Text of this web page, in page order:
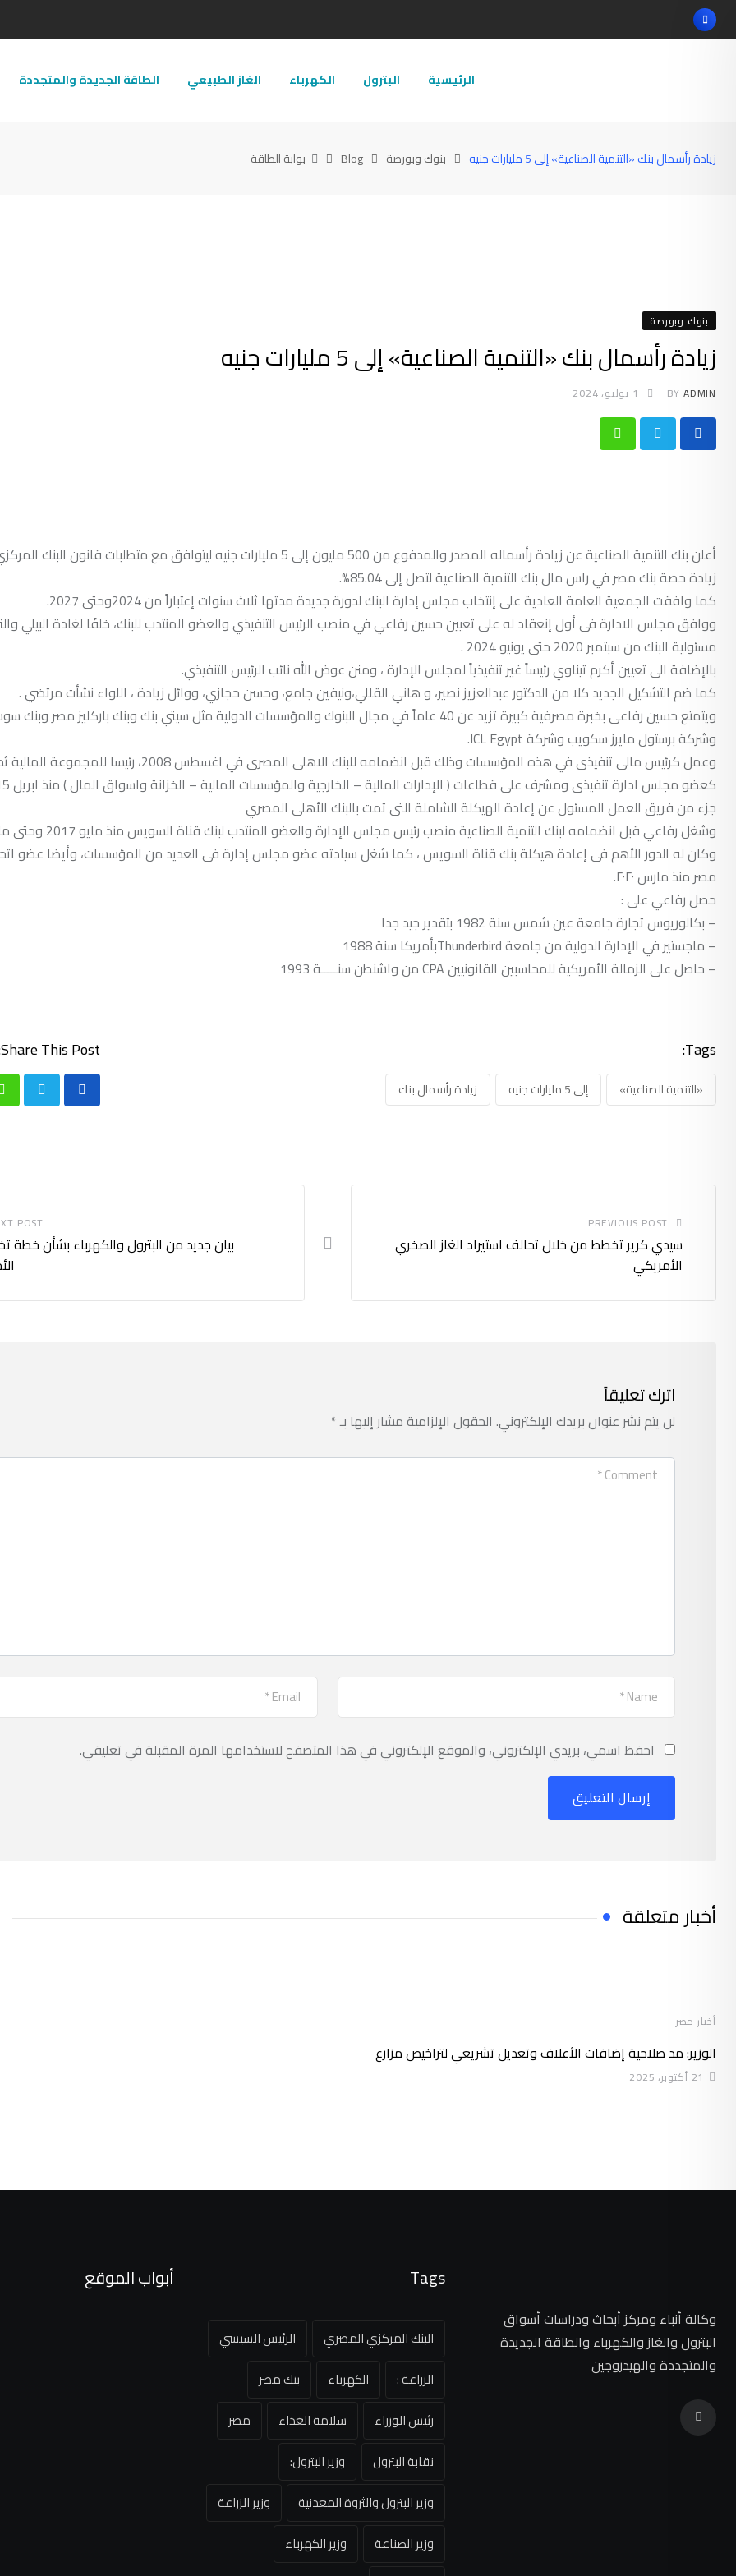
Skip
to
الرئيسية البترول الكهرباء الغاز الطبيعي الطاقة الجديدة والمتجددة
زيادة رأسمال بنك «التنمية الصناعية» إلى 5 مليارات جنيه بنوك وبورصة Blog بوابة الطاقة
بنوك وبورصة
زيادة رأسمال بنك «التنمية الصناعية» إلى 5 مليارات جنيه
BY ADMIN 1 يوليو، 2024
Whatsapp
أعلن بنك التنمية الصناعية عن زيادة رأسماله المصدر والمدفوع من 500 مليون إلى 5 مليارات جنيه ليتوافق مع متطلبات قانون
زيادة حصة بنك مصر في راس مال بنك التنمية الصناعية لتصل إلى 85.04%.
كما وافقت الجمعية العامة العادية على إنتخاب مجلس إدارة البنك لدورة جديدة مدتها ثلاث سنوات إعتباراً من 2024وحتى 2027.
ووافق مجلس الادارة فى أول إنعقاد له على تعيين حسين رفاعي في منصب الرئيس التنفيذي والعضو المنتدب للبنك، خلفًا لغادة البيلي
مسئولية البنك من سبتمبر 2020 حتى يونيو 2024 .
بالإضافة الى تعيين أكرم تيناوي رئيساً غير تنفيذياً لمجلس الإدارة ، ومنن عوض الله نائب الرئيس التنفيذي.
كما ضم التشكيل الجديد كلا من الدكتور عبدالعزيز نصير، و هاني القللي،ونيفين جامع، وحسن حجازي، ووائل زيادة ، اللواء نشأت مرتضي .
ويتمتع حسين رفاعى بخبرة مصرفية كبيرة تزيد عن 40 عاماً في مجال البنوك والمؤسسات الدولية مثل سيتي بنك وبنك باركليز مصر
وشركة برستول مايرز سكويب وشركة ICL Egypt.
وعمل كرئيس مالى تنفيذى في هذه المؤسسات وذلك قبل انضمامه للبنك الاهلى المصرى في اغسطس
جزء من فريق العمل المسئول عن إعادة الهيكلة الشاملة التى تمت بالبنك الأهلى المصري
وكان له الدور الأهم فى إعادة هيكلة بنك قناة السويس ، كما شغل سيادته عضو مجلس إدارة فى العديد من المؤسسات، وأيضا عضو
مصر منذ مارس ٢٠٢٠.
حصل رفاعي على :
– بكالوريوس تجارة جامعة عين شمس سنة 1982 بتقدير جيد جدا
– ماجستير في الإدارة الدولية من جامعة Thunderbirdبأمريكا سنة 1988
– حاصل على الزمالة الأمريكية للمحاسبين القانونيين CPA من واشنطن سنـــــة 1993
Tags:
«التنمية الصناعية» إلى 5 مليارات جنيه زيادة رأسمال بنك
Share This Post:
PREVIOUS POST
سيدي كرير تخطط من خلال تحالف استيراد الغاز الصخري
الأمريكي
POST
بيان جديد من البترول والكهرباء بشأن خطة
اترك تعليقاً
لن يتم نشر عنوان بريدك الإلكتروني. الحقول الإلزامية مشار إليها بـ*
احفظ اسمي، بريدي الإلكتروني، والموقع الإلكتروني في هذا المتصفح لاستخدامها المرة المقبلة في تعليقي.
أخبار متعلقة
أخبار مصر
الوزير: مد صلاحية إضافات الأعلاف وتعديل تشريعي لتراخيص مزارع
21 أكتوبر، 2025
وكالة أنباء ومركز أبحاث ودراسات أسواق
البترول والغاز والكهرباء والطاقة الجديدة
والمتجددة والهيدروجين
Tags
البنك المركزي المصري
الرئيس السيسي
الزراعة :
الكهرباء
بنك مصر
رئيس الوزراء
سلامة الغذاء
مصر
نقابة البترول
وزير البترول:
وزير البترول والثروة المعدنية
وزير الزراعة
وزير الصناعة
وزير الكهرباء
أبواب الموقع